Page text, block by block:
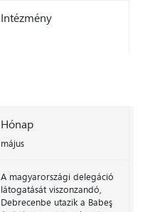
Intézmény
Hónap
május
A magyarországi delegáció
látogatását viszonzandó,
Debrecenbe utazik a Babeş